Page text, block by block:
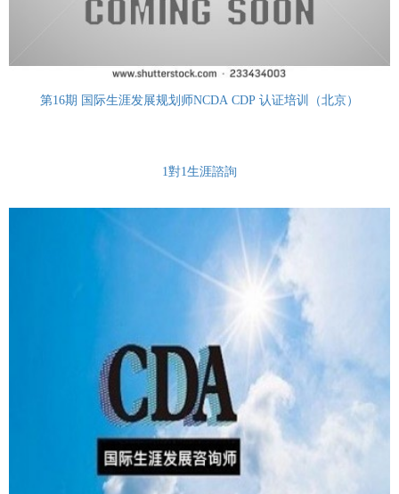
第16期 国际生涯发展规划师NCDA CDP 认证培训（北京）
1對1生涯諮詢